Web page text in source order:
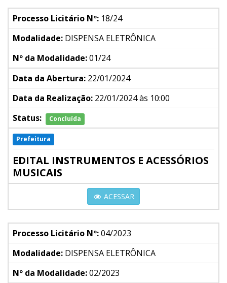
Processo Licitário Nº: 18/24
Modalidade: DISPENSA ELETRÔNICA
Nº da Modalidade:01/24
Data da Abertura: 22/01/2024
Data da Realização: 22/01/2024 às 10:00
Status:
Concluída
Prefeitura
EDITAL INSTRUMENTOS E ACESSÓRIOS
MUSICAIS
ACESSAR
Processo Licitário Nº:04/2023
Modalidade: DISPENSA ELETRÔNICA
Nº da Modalidade:02/2023